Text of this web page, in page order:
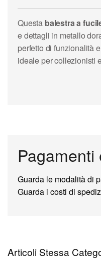
Questa balestra a
e dettagli in metallo
perfetto di funzionalità
ideale per collezionisti
Guarda le modalità di
Guarda i costi di
Articoli Stessa